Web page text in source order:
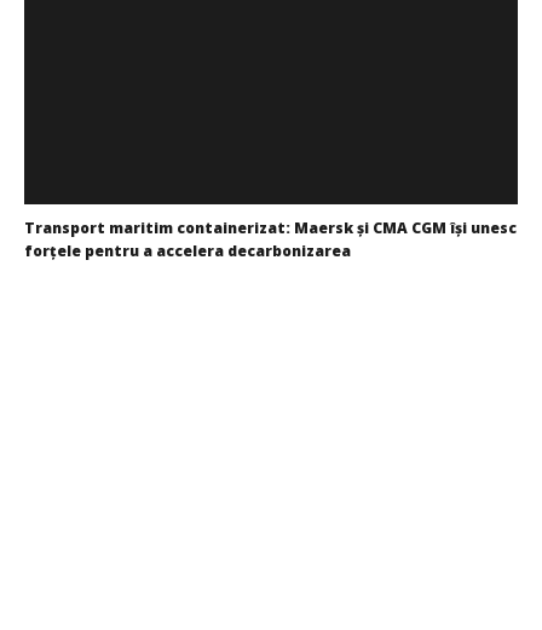
Transport maritim containerizat: Maersk și CMA CGM își unesc
forțele pentru a accelera decarbonizarea